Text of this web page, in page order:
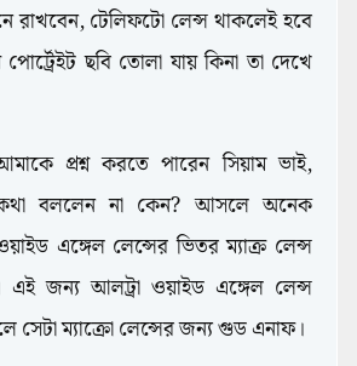
রাখবেন, টেলিফটো লেন্স থাকলেই হবে
পোর্ট্রেইট ছবি তোলা যায় কিনা তা দেখে
প্রশ্ন করতে পারেন সিয়াম ভাই,
কথা বললেন না কেন? আসলে অনেক
এঙ্গেল লেন্সের ভিতর ম্যাক্র লেন্স
এই জন্য আলট্রা ওয়াইড এঙ্গেল লেন্স
সেটা ম্যাক্রো লেন্সের জন্য গুড এনাফ।